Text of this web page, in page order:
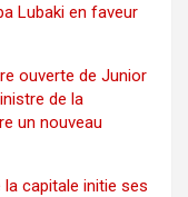
Lubaki en faveur
ouverte de Junior
de la
un nouveau
la capitale initie ses